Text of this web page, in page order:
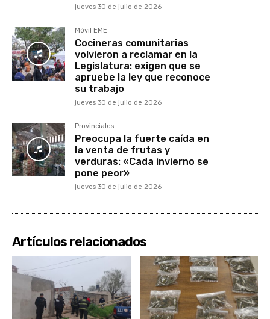
jueves 30 de julio de 2026
Móvil EME
Cocineras comunitarias
volvieron a reclamar en la
Legislatura: exigen que se
apruebe la ley que reconoce
su trabajo
jueves 30 de julio de 2026
Provinciales
Preocupa la fuerte caída en
la venta de frutas y
verduras: «Cada invierno se
pone peor»
jueves 30 de julio de 2026
Artículos relacionados